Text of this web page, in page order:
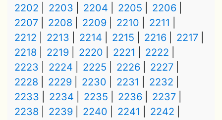
2202
2203 2204 2205
2206
2207
2208 2209 2210
2211
2212
2213 2214 2215 2216
2217
2218
2219 2220 2221
2222
2223
2224 2225 2226
2227
2228
2229 2230 2231
2232
2233
2234 2235 2236
2237
2238
2239 2240 2241
2242